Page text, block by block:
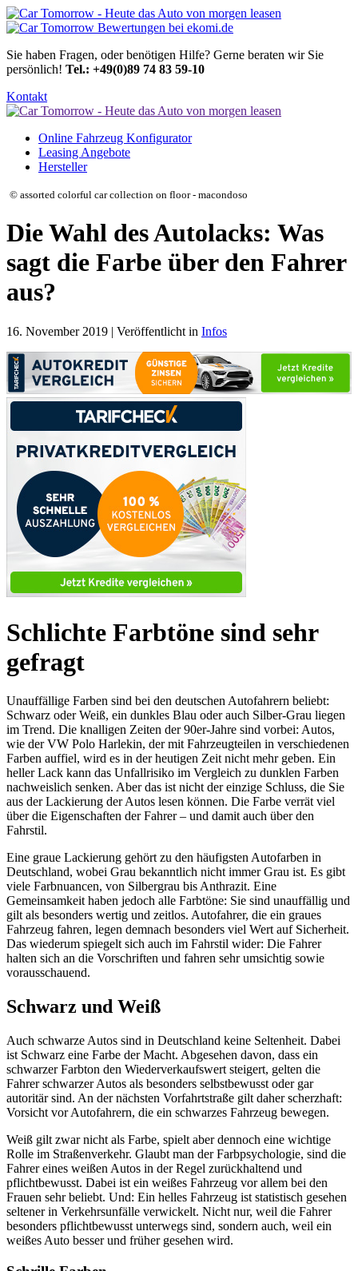
Sie haben Fragen, oder benötigen Hilfe? Gerne beraten wir Sie
persönlich! Tel.: +49(0)89 74 83 59-10
Kontakt
Online Fahrzeug Konfigurator
Leasing Angebote
Hersteller
© assorted colorful car collection on floor - macondoso
Die Wahl des Autolacks: Was
sagt die Farbe über den Fahrer
aus?
16. November 2019 | Veröffentlicht in Infos
Schlichte Farbtöne sind sehr
gefragt
Unauffällige Farben sind bei den deutschen Autofahrern beliebt:
Schwarz oder Weiß, ein dunkles Blau oder auch Silber-Grau liegen
im Trend. Die knalligen Zeiten der 90er-Jahre sind vorbei: Autos,
wie der VW Polo Harlekin, der mit Fahrzeugteilen in verschiedenen
Farben auffiel, wird es in der heutigen Zeit nicht mehr geben. Ein
heller Lack kann das Unfallrisiko im Vergleich zu dunklen Farben
nachweislich senken. Aber das ist nicht der einzige Schluss, die Sie
aus der Lackierung der Autos lesen können. Die Farbe verrät viel
über die Eigenschaften der Fahrer – und damit auch über den
Fahrstil.
Eine graue Lackierung gehört zu den häufigsten Autofarben in
Deutschland, wobei Grau bekanntlich nicht immer Grau ist. Es gibt
viele Farbnuancen, von Silbergrau bis Anthrazit. Eine
Gemeinsamkeit haben jedoch alle Farbtöne: Sie sind unauffällig und
gilt als besonders wertig und zeitlos. Autofahrer, die ein graues
Fahrzeug fahren, legen demnach besonders viel Wert auf Sicherheit.
Das wiederum spiegelt sich auch im Fahrstil wider: Die Fahrer
halten sich an die Vorschriften und fahren sehr umsichtig sowie
vorausschauend.
Schwarz und Weiß
Auch schwarze Autos sind in Deutschland keine Seltenheit. Dabei
ist Schwarz eine Farbe der Macht. Abgesehen davon, dass ein
schwarzer Farbton den Wiederverkaufswert steigert, gelten die
Fahrer schwarzer Autos als besonders selbstbewusst oder gar
autoritär sind. An der nächsten Vorfahrtstraße gilt daher scherzhaft:
Vorsicht vor Autofahrern, die ein schwarzes Fahrzeug bewegen.
Weiß gilt zwar nicht als Farbe, spielt aber dennoch eine wichtige
Rolle im Straßenverkehr. Glaubt man der Farbpsychologie, sind die
Fahrer eines weißen Autos in der Regel zurückhaltend und
pflichtbewusst. Dabei ist ein weißes Fahrzeug vor allem bei den
Frauen sehr beliebt. Und: Ein helles Fahrzeug ist statistisch gesehen
seltener in Verkehrsunfälle verwickelt. Nicht nur, weil die Fahrer
besonders pflichtbewusst unterwegs sind, sondern auch, weil ein
weißes Auto besser und früher gesehen wird.